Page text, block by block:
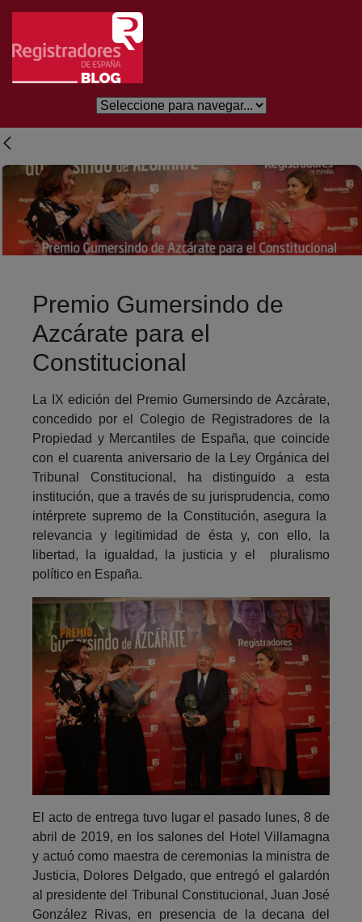
Salta al contingut principal
Premio Gumersindo de
Azcárate para el
Constitucional
La IX edición del Premio Gumersindo de Azcárate,
concedido por el Colegio de Registradores de la
Propiedad y Mercantiles de España, que coincide
con el cuarenta aniversario de la Ley Orgánica del
Tribunal Constitucional, ha distinguido a esta
institución, que a través de su jurisprudencia, como
intérprete supremo de la Constitución, asegura la
relevancia y legitimidad de ésta y, con ello, la
libertad, la igualdad, la justicia y el pluralismo
político en España.
El acto de entrega tuvo lugar el pasado lunes, 8 de
abril de 2019, en los salones del Hotel Villamagna
y actuó como maestra de ceremonias la ministra de
Justicia, Dolores Delgado, que entregó el galardón
al presidente del Tribunal Constitucional, Juan José
González Rivas, en presencia de la decana del